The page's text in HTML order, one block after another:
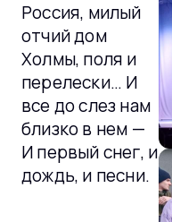
Россия, милый
отчий дом
Холмы, поля и
перелески… И
все до слез нам
близко в нем —
И первый снег, и
дождь, и песни.